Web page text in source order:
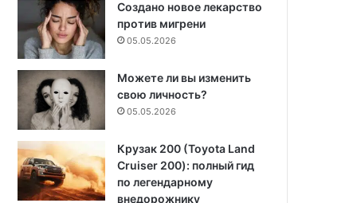
Создано новое лекарство
против мигрени
05.05.2026
Можете ли вы изменить
свою личность?
05.05.2026
Крузак 200 (Toyota Land
Cruiser 200): полный гид
по легендарному
внедорожнику